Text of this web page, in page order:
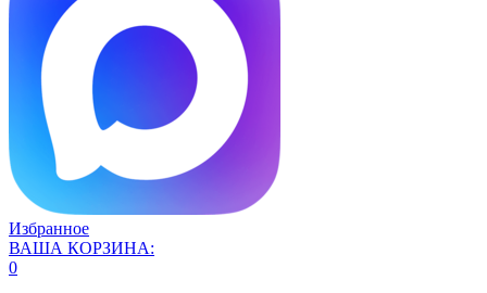
Избранное
ВАША КОРЗИНА:
0